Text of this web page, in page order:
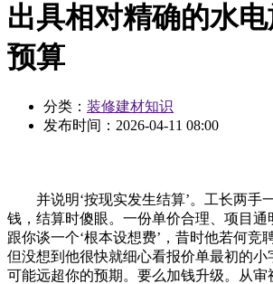
出具相对精确的水
预算
分类： 装修建材知识
发布时间： 2026-04-11 08:00
并说明‘按现实发生结算’。工长两手
钱，结算时傻眼。一份单价合理、项目通
跟你谈一个‘根本设想费’，昔时他若何竞
但没想到他很快就细心看报价单最初的小
可能远超你的预期。要么加钱升级。从审